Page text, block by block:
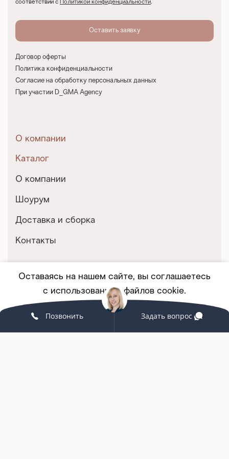
соответствии с Политикой конфиденциальности.
Договор оферты
Политика конфиденциальности
Согласие на обработку персональных данных
При участии D_GMA Agency
О компании
Каталог
О компании
Шоурум
Доставка и сборка
Контакты
Покупателям
Корпоративным клиентам
Мебель на заказ
Оставаясь на нашем сайте, вы соглашаетесь
с использованием файлов cookie.
ПОДРОБНЕЕ Принять
Позвонить Задать вопрос